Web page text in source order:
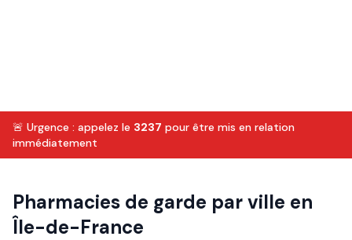
🚨 Urgence : appelez le 3237 pour être mis en relation
immédiatement
Pharmacies de garde par ville en
Île-de-France